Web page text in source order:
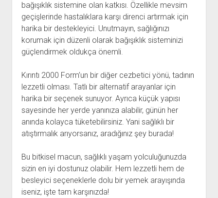
bağışıklık sistemine olan katkısı. Özellikle mevsim
geçişlerinde hastalıklara karşı direnci artırmak için
harika bir destekleyici. Unutmayın, sağlığınızı
korumak için düzenli olarak bağışıklık sisteminizi
güçlendirmek oldukça önemli.
Kırıntı 2000 Form’un bir diğer cezbetici yönü, tadının
lezzetli olması. Tatlı bir alternatif arayanlar için
harika bir seçenek sunuyor. Ayrıca küçük yapısı
sayesinde her yerde yanınıza alabilir, günün her
anında kolayca tüketebilirsiniz. Yani sağlıklı bir
atıştırmalık arıyorsanız, aradığınız şey burada!
Bu bitkisel macun, sağlıklı yaşam yolculuğunuzda
sizin en iyi dostunuz olabilir. Hem lezzetli hem de
besleyici seçeneklerle dolu bir yemek arayışında
iseniz, işte tam karşınızda!